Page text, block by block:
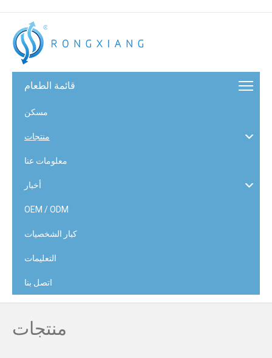
قائمة الطعام
مسكن
منتجات
معلومات عنا
أخبار
OEM / ODM
كبار الشخصيات
التعليمات
اتصل بنا
منتجات